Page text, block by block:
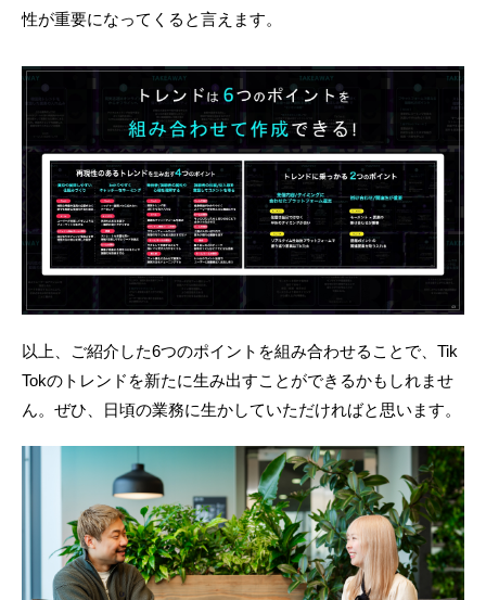
性が重要になってくると言えます。
以上、ご紹介した6つのポイントを組み合わせることで、Tik
Tokのトレンドを新たに生み出すことができるかもしれませ
ん。ぜひ、日頃の業務に生かしていただければと思います。